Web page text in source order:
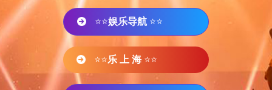
⭐⭐娱乐导航 ⭐⭐
⭐⭐乐 上 海 ⭐⭐